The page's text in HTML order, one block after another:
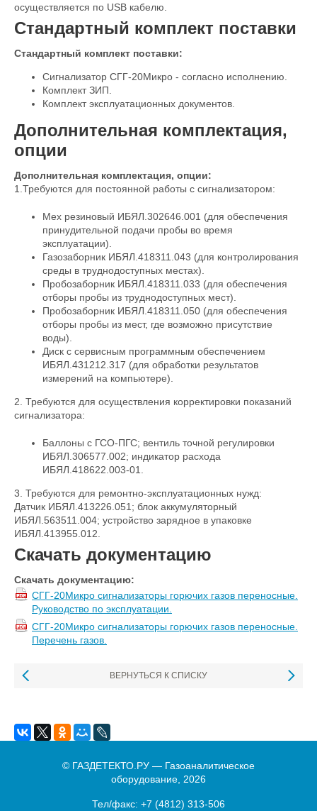
осуществляется по USB кабелю.
Стандартный комплект поставки
Стандартный комплект поставки:
Сигнализатор СГГ-20Микро - согласно исполнению.
Комплект ЗИП.
Комплект эксплуатационных документов.
Дополнительная комплектация,
опции
Дополнительная комплектация, опции:
1.Требуются для постоянной работы с сигнализатором:
Мех резиновый ИБЯЛ.302646.001 (для обеспечения
принудительной подачи пробы во время
эксплуатации).
Газозаборник ИБЯЛ.418311.043 (для контролирования
среды в труднодоступных местах).
Пробозаборник ИБЯЛ.418311.033 (для обеспечения
отборы пробы из труднодоступных мест).
Пробозаборник ИБЯЛ.418311.050 (для обеспечения
отборы пробы из мест, где возможно присутствие
воды).
Диск с сервисным программным обеспечением
ИБЯЛ.431212.317 (для обработки результатов
измерений на компьютере).
2. Требуются для осуществления корректировки показаний
сигнализатора:
Баллоны с ГСО-ПГС; вентиль точной регулировки
ИБЯЛ.306577.002; индикатор расхода
ИБЯЛ.418622.003-01.
3. Требуются для ремонтно-эксплуатационных нужд:
Датчик ИБЯЛ.413226.051; блок аккумуляторный
ИБЯЛ.563511.004; устройство зарядное в упаковке
ИБЯЛ.413955.012.
Скачать документацию
Скачать документацию:
СГГ-20Микро сигнализаторы горючих газов переносные.
Руководство по эксплуатации.
СГГ-20Микро сигнализаторы горючих газов переносные.
Перечень газов.
ВЕРНУТЬСЯ К СПИСКУ
© ГАЗДЕТЕКТО.РУ — Газоаналитическое
оборудование, 2026
Тел/факс: +7 (4812) 313-506